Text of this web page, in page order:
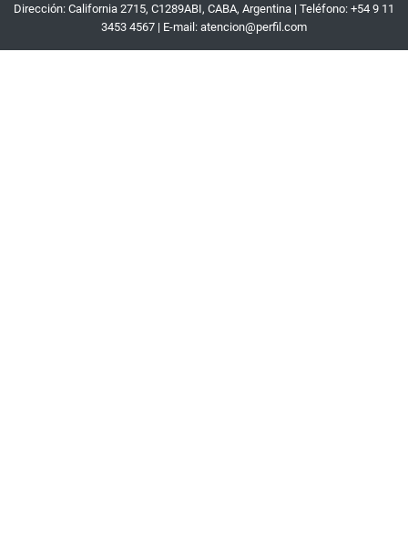
Dirección: California 2715, C1289ABI, CABA, Argentina | Teléfono: +54 9 11
3453 4567 | E-mail: atencion@perfil.com